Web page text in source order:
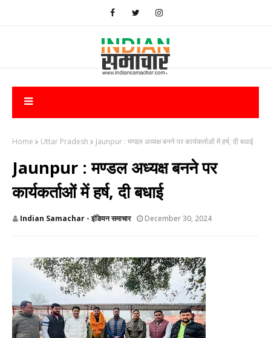
Home Uttar Pradesh Jaunpur : ​मण्डल अध्यक्ष बनने पर कार्यकर्ताओं में हर्ष, दी बधाई
Jaunpur : ​मण्डल अध्यक्ष बनने पर
कार्यकर्ताओं में हर्ष, दी बधाई
Indian Samachar - इंडियन समाचार December 30, 2024